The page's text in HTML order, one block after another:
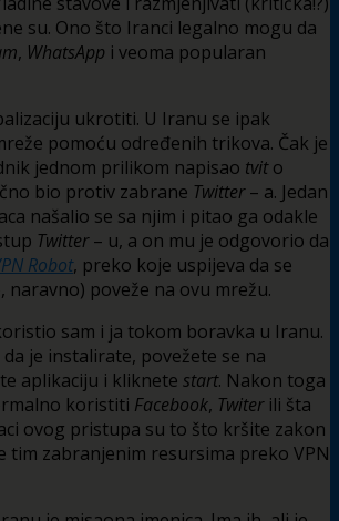
su. Ono što Iranci legalno mogu da
, WhatsApp i veoma popularan
ukrotiti. U Iranu se ipak
pomoću određenih trikova. Čak je
jednom prilikom napisao tvito
bio protiv zabrane Twitter– a. Jedan
našalio se sa njim i pitao ga odakle
Twitter– u, a on mu je odgovorio da
Robot, preko koje uspijeva da se
poveže na ovu mrežu.
sam i ja tokom boravka u Iranu.
je instalirate, povežete se na
aplikaciju i kliknete start. Nakon toga
koristiti Facebook, Twiterili šta
ovog pristupa su to što kršite zakon
tim zabranjenim resursima preko VPN